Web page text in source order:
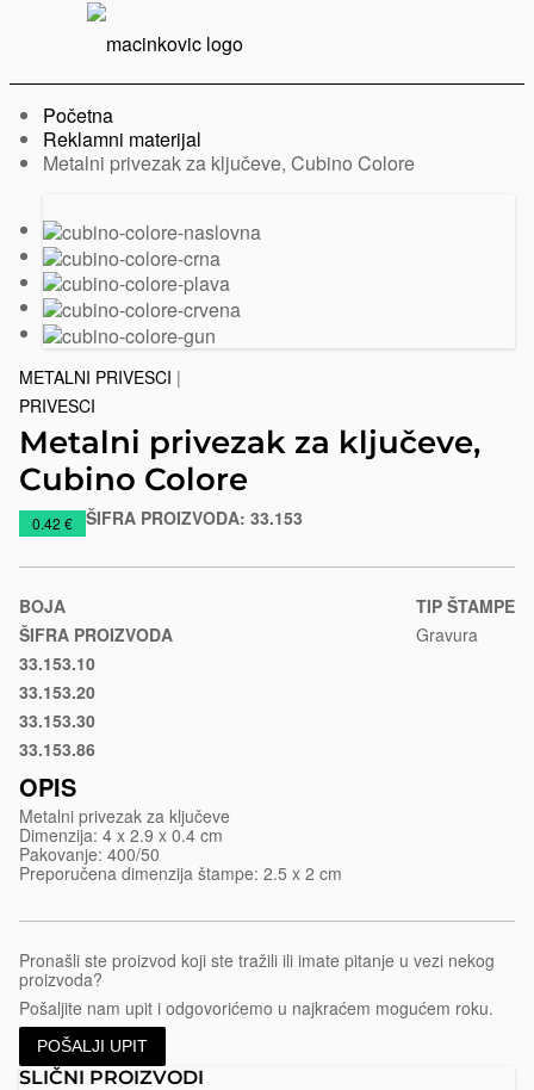
Početna
Reklamni materijal
Trenutno:
Metalni privezak za ključeve, Cubino Colore
Prethodni
slajd
Sledeći
slajd
METALNI PRIVESCI |
PRIVESCI
Metalni privezak za ključeve,
Cubino Colore
https://www.macinkovic.rs/reklamni-
za-
kljuceve-
cubino-
colore
0.42 € ŠIFRA PROIZVODA: 33.153
BOJA
ŠIFRA PROIZVODA
Crna
33.153.10
Plava
33.153.20
Crvena
33.153.30
Gun
33.153.86
TIP ŠTAMPE
Gravura
OPIS
Metalni privezak za ključeve
Dimenzija: 4 x 2.9 x 0.4 cm
Pakovanje: 400/50
Preporučena dimenzija štampe: 2.5 x 2 cm
Pronašli ste proizvod koji ste tražili ili imate pitanje u vezi nekog
proizvoda?
Pošaljite nam upit i odgovorićemo u najkraćem mogućem roku.
POŠALJI UPIT
SLIČNI PROIZVODI